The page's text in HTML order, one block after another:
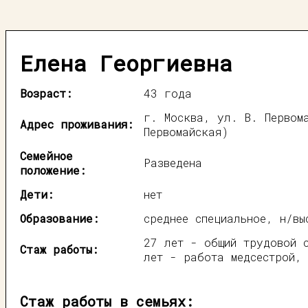
Елена Георгиевна
Возраст: 43 года
Адрес проживания:
г. Москва, ул. В.
Первомайская)
Семейное
положение:
Разведена
Дети:
нет
Образование:
среднее специальное, н/
Стаж работы:
27 лет - общий трудовой
лет - работа медсестрой,
Стаж работы в семьях: